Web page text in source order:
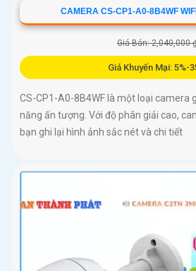
CAMERA CS-CP1-A0-8B4WF
Giá Bán: 2,040,000
Giá Khuyến Mại: 5%-
CS-CP1-A0-8B4WF là một loại camera
năng ấn tượng. Với độ phân giải cao,
bạn ghi lại hình ảnh sắc nét và chi tiết